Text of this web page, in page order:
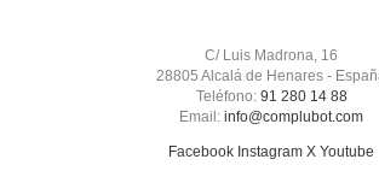
C/ Luis Madrona, 16
28805 Alcalá de Henares -
Teléfono: 91 280 14 88
Email: info@complubot.com
Facebook Instagram X Youtube